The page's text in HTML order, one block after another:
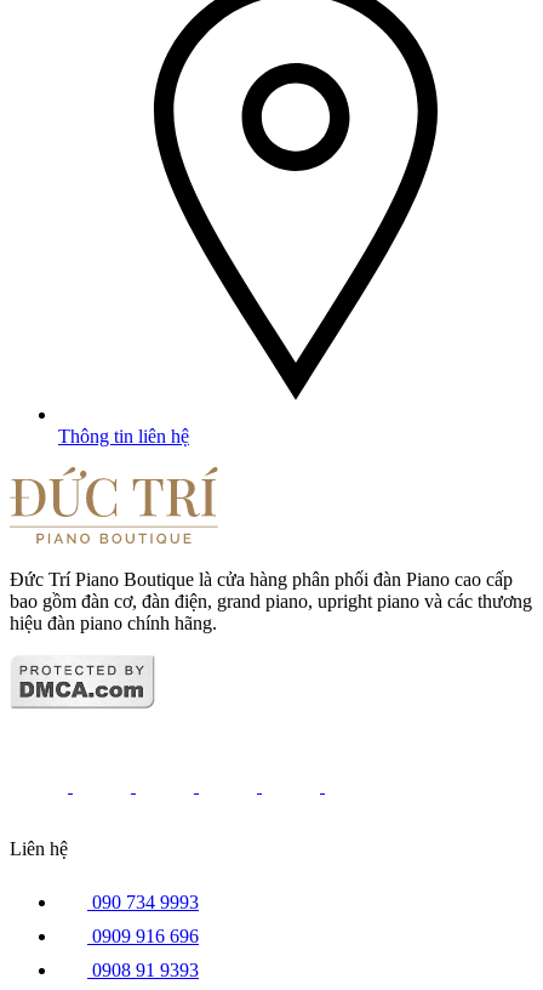
Thông tin liên hệ
Đức Trí Piano Boutique là cửa hàng phân phối đàn Piano cao cấp
bao gồm đàn cơ, đàn điện, grand piano, upright piano và các thương
hiệu đàn piano chính hãng.
Liên hệ
090 734 9993
0909 916 696
0908 91 9393